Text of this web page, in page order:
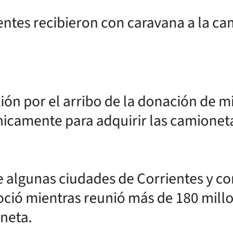
recibieron con caravana a la
por el arribo de la donación de
para adquirir las
ciudades de Corrientes y
mientras reunió más de 180